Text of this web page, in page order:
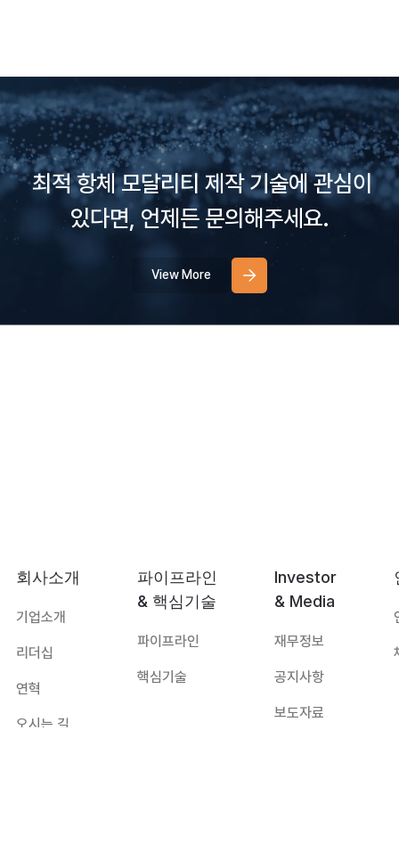
최적항체모달리티 제작기술에 관심이
있다면, 언제든 문의해주세요.
View More
회사소개
기업소개
리더십
연혁
오시는 길
파이프라인
& 핵심기술
파이프라인
핵심기술
Investor
& Media
재무정보
공지사항
보도자료